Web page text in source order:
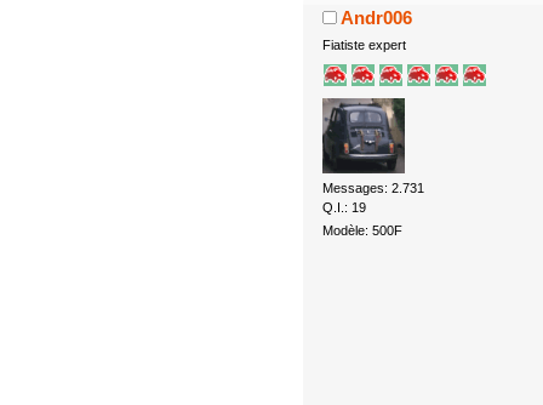
Andr006
Fiatiste expert
Messages: 2.731
Q.I.: 19
Modèle: 500F